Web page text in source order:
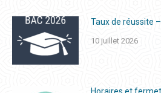
Taux de réussite
10 juillet 2026